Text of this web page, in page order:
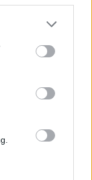
or more Google
may click to
party tags to
in below Google